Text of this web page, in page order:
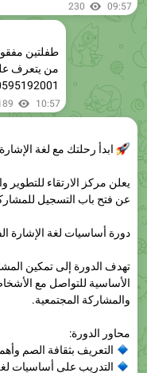
طفلتين
من يتعرف
10:57
ابدأ رحلتك مع لغة
يعلن مركز الارتقاء للتطوير
دورة أساسيات لغة الإشارة
تهدف الدورة إلى تمكين
والمشاركة المجتمعية.
محاور الدورة:
التدريب على أساسيات
في الحياة اليومية.
أنشطة عملية وتطبيقية